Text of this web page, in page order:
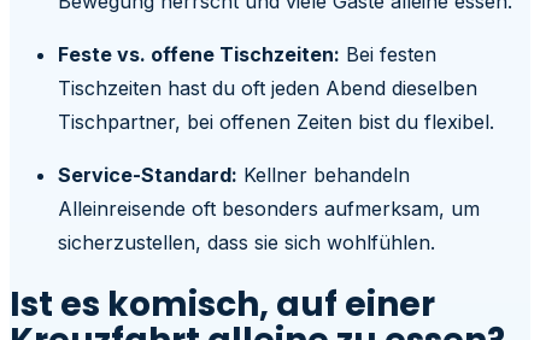
Feste vs. offene Tischzeiten: Bei festen
Tischzeiten hast du oft jeden Abend dieselben
Tischpartner, bei offenen Zeiten bist du flexibel.
Service-Standard: Kellner behandeln
Alleinreisende oft besonders aufmerksam, um
sicherzustellen, dass sie sich wohlfühlen.
Ist es komisch, auf einer